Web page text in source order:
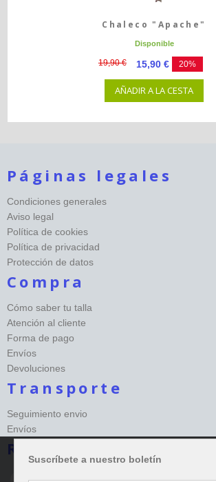
Chaleco "Apache"
Disponible
19,90 € 15,90 € 20%
AÑADIR A LA CESTA
Páginas legales
Condiciones generales
Aviso legal
Política de cookies
Política de privacidad
Protección de datos
Compra
Cómo saber tu talla
Atención al cliente
Forma de pago
Envíos
Devoluciones
Transporte
Seguimiento envio
Envíos
Redes sociales
Este sitio web almacena datos como cookies para habilitar la
Suscríbete a nuestro boletín